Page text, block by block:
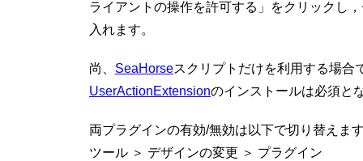
ライアントの操作を許可する」をクリックし
入れます。
尚、 SeaHorseスクリプトだけを利用する場合
UserActionExtensionのインストールは必須と
両プラグインの有効/無効は以下で切り替えま
ツール ＞ デザインの変更 ＞ プラグイン